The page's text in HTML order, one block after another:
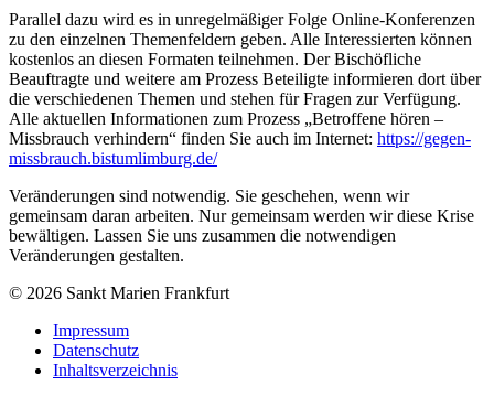
Parallel dazu wird es in unregelmäßiger Folge Online-Konferenzen
zu den einzelnen Themenfeldern geben. Alle Interessierten können
kostenlos an diesen Formaten teilnehmen. Der Bischöfliche
Beauftragte und weitere am Prozess Beteiligte informieren dort über
die verschiedenen Themen und stehen für Fragen zur Verfügung.
Alle aktuellen Informationen zum Prozess „Betroffene hören –
Missbrauch verhindern“ finden Sie auch im Internet: https://gegen-
missbrauch.bistumlimburg.de/
Veränderungen sind notwendig. Sie geschehen, wenn wir
gemeinsam daran arbeiten. Nur gemeinsam werden wir diese Krise
bewältigen. Lassen Sie uns zusammen die notwendigen
Veränderungen gestalten.
© 2026 Sankt Marien Frankfurt
Impressum
Datenschutz
Inhaltsverzeichnis